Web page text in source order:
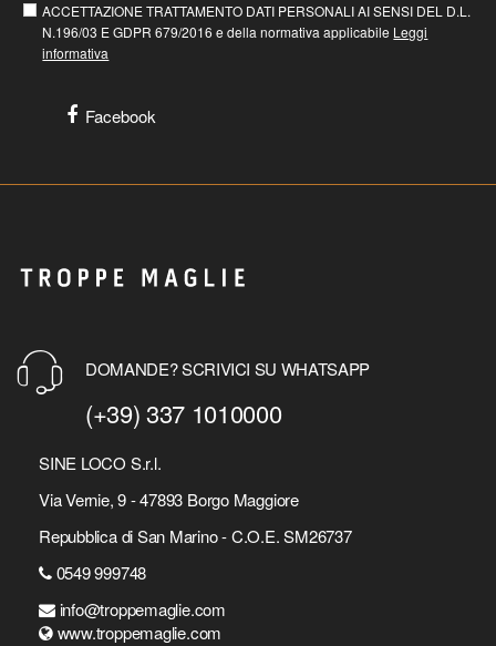
ACCETTAZIONE TRATTAMENTO DATI PERSONALI AI SENSI DEL D.L.
N.196/03 E GDPR 679/2016 e della normativa applicabile Leggi
informativa
Facebook
DOMANDE? SCRIVICI SU WHATSAPP
(+39) 337 1010000
SINE LOCO S.r.l.
Via Vernie, 9 - 47893 Borgo Maggiore
Repubblica di San Marino - C.O.E. SM26737
0549 999748
info@troppemaglie.com
www.troppemaglie.com